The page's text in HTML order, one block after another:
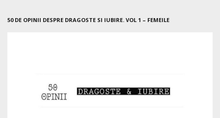
50 DE OPINII DESPRE DRAGOSTE SI IUBIRE. VOL 1 – FEMEILE